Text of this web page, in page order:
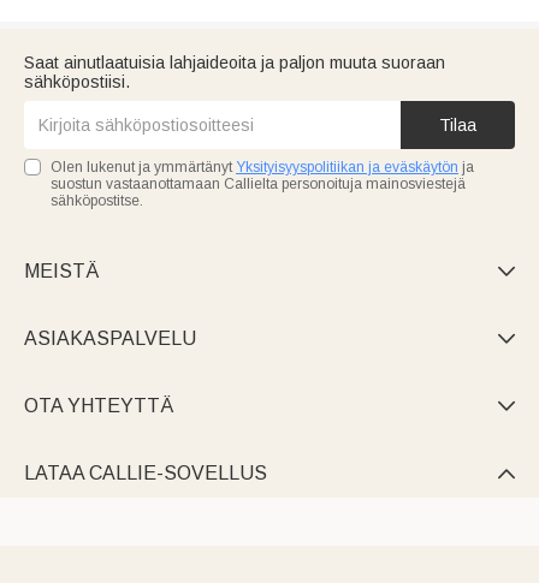
Saat ainutlaatuisia lahjaideoita ja paljon muuta suoraan
sähköpostiisi.
Tilaa
Olen lukenut ja ymmärtänyt Yksityisyyspolitiikan ja eväskäytön ja
suostun vastaanottamaan Callielta personoituja mainosviestejä
sähköpostitse.
MEISTÄ 
ASIAKASPALVELU 
OTA YHTEYTTÄ 
LATAA CALLIE-SOVELLUS 